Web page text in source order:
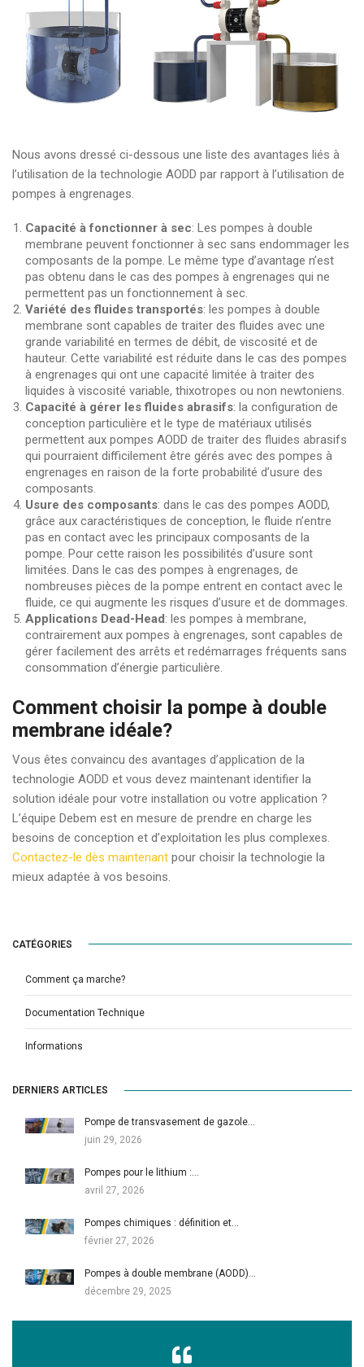
Nous avons dressé ci-dessous une liste des avantages liés à
l’utilisation de la technologie AODD par rapport à l’utilisation de
pompes à engrenages.
Capacité à fonctionner à sec: Les pompes à double
membrane peuvent fonctionner à sec sans endommager les
composants de la pompe. Le même type d’avantage n’est
pas obtenu dans le cas des pompes à engrenages qui ne
permettent pas un fonctionnement à sec.
Variété des fluides transportés: les pompes à double
membrane sont capables de traiter des fluides avec une
grande variabilité en termes de débit, de viscosité et de
hauteur. Cette variabilité est réduite dans le cas des pompes
à engrenages qui ont une capacité limitée à traiter des
liquides à viscosité variable, thixotropes ou non newtoniens.
Capacité à gérer les fluides abrasifs: la configuration de
conception particulière et le type de matériaux utilisés
permettent aux pompes AODD de traiter des fluides abrasifs
qui pourraient difficilement être gérés avec des pompes à
engrenages en raison de la forte probabilité d’usure des
composants.
Usure des composants: dans le cas des pompes AODD,
grâce aux caractéristiques de conception, le fluide n’entre
pas en contact avec les principaux composants de la
pompe. Pour cette raison les possibilités d’usure sont
limitées. Dans le cas des pompes à engrenages, de
nombreuses pièces de la pompe entrent en contact avec le
fluide, ce qui augmente les risques d’usure et de dommages.
Applications Dead-Head: les pompes à membrane,
contrairement aux pompes à engrenages, sont capables de
gérer facilement des arrêts et redémarrages fréquents sans
consommation d’énergie particulière.
Comment choisir la pompe à double
membrane idéale?
Vous êtes convaincu des avantages d’application de la
technologie AODD et vous devez maintenant identifier la
solution idéale pour votre installation ou votre application ?
L’équipe Debem est en mesure de prendre en charge les
besoins de conception et d’exploitation les plus complexes.
Contactez-le dès maintenant pour choisir la technologie la
mieux adaptée à vos besoins.
CATÉGORIES
Comment ça marche?
Documentation Technique
Informations
DERNIERS ARTICLES
Pompe de transvasement de gazole…
juin 29, 2026
Pompes pour le lithium :…
avril 27, 2026
Pompes chimiques : définition et…
février 27, 2026
Pompes à double membrane (AODD)…
décembre 29, 2025